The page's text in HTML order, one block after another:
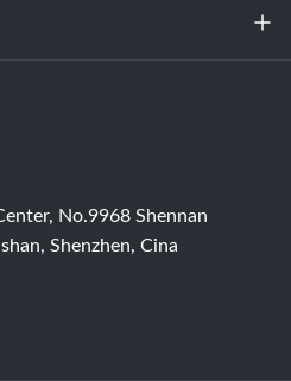
No.9968 Shennan
Shenzhen, Cina